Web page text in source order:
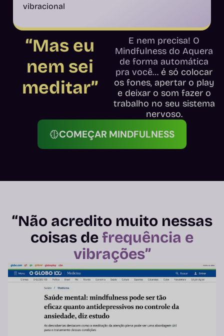
vibracional
“Mas eu
nem sei
meditar”
E nem precisa! O
Mindfulness do Aquera
de forma automática
pra você… é só colocar
os fones, apertar o play
e deixar o som fazer o
trabalho no seu sistema
nervoso.
COMEÇAR MINDFULNESS
“Não acredito muito nessas
coisas defrequência e
vibrações”